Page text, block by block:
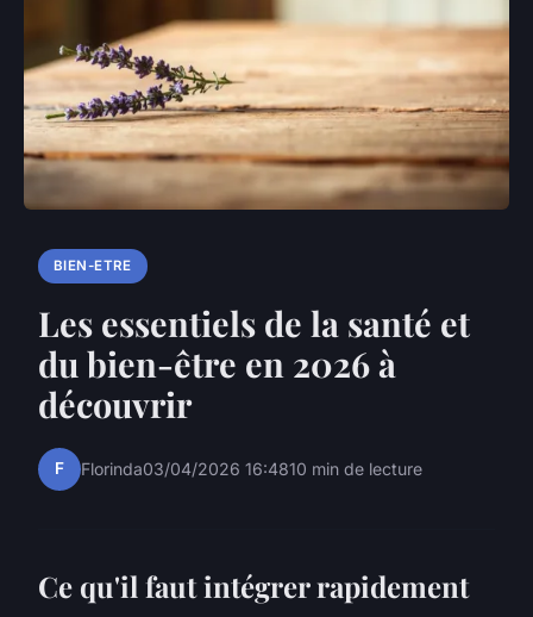
BIEN-ETRE
Les essentiels de la santé et
du bien-être en 2026 à
découvrir
F Florinda03/04/2026 16:4810 min de lecture
Ce qu'il faut intégrer rapidement